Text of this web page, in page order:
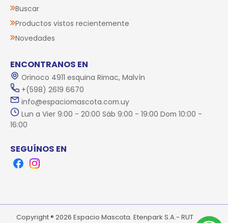
Buscar
Productos vistos recientemente
Novedades
ENCONTRANOS EN
Orinoco 4911 esquina Rimac, Malvín
+(598) 2619 6670
info@espaciomascota.com.uy
Lun a Vier 9:00 - 20:00 Sáb 9:00 - 19:00 Dom 10:00 -
16:00
SEGUÍNOS EN
FacebookInstagram
Copyright ® 2026 Espacio Mascota. Etenpark S.A.- RUT